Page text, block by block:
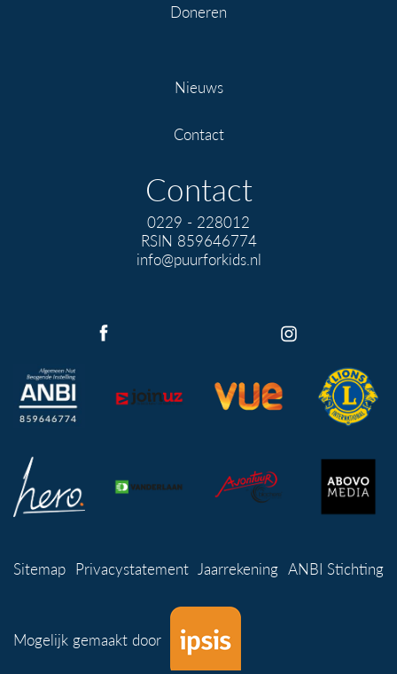
Doneren
Nieuws
Contact
Contact
0229 - 228012
RSIN 859646774
info@puurforkids.nl
Sitemap Privacystatement Jaarrekening ANBI Stichting
Mogelijk gemaakt door